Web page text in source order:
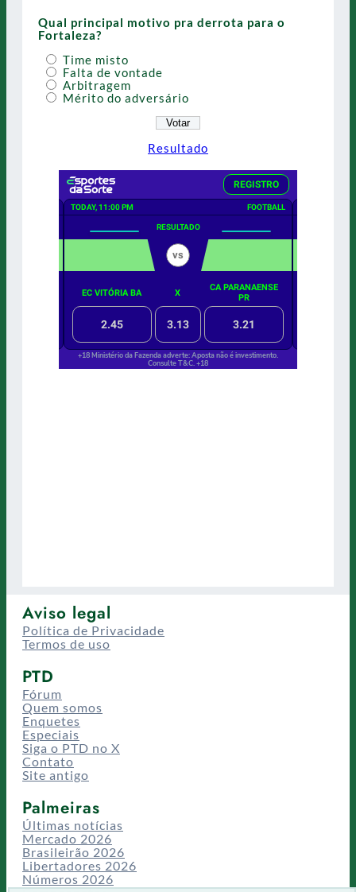
Qual principal motivo pra derrota para o
Fortaleza?
Time misto
Falta de vontade
Arbitragem
Mérito do adversário
Resultado
Aviso legal
Política de Privacidade
Termos de uso
PTD
Fórum
Quem somos
Enquetes
Especiais
Siga o PTD no X
Contato
Site antigo
Palmeiras
Últimas notícias
Mercado 2026
Brasileirão 2026
Libertadores 2026
Números 2026